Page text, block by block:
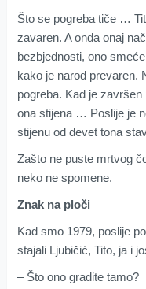
Što se pogreba tiče …
zavaren. A onda onaj
bezbjednosti, ono
kako je narod prevaren.
pogreba. Kad je
ona stijena … Poslije je
stijenu od devet tona
Zašto ne puste mrtvog
neko ne spomene.
Znak na ploči
Kad smo 1979, poslije
stajali Ljubičić, Tito, ja i
– Što ono gradite tamo?